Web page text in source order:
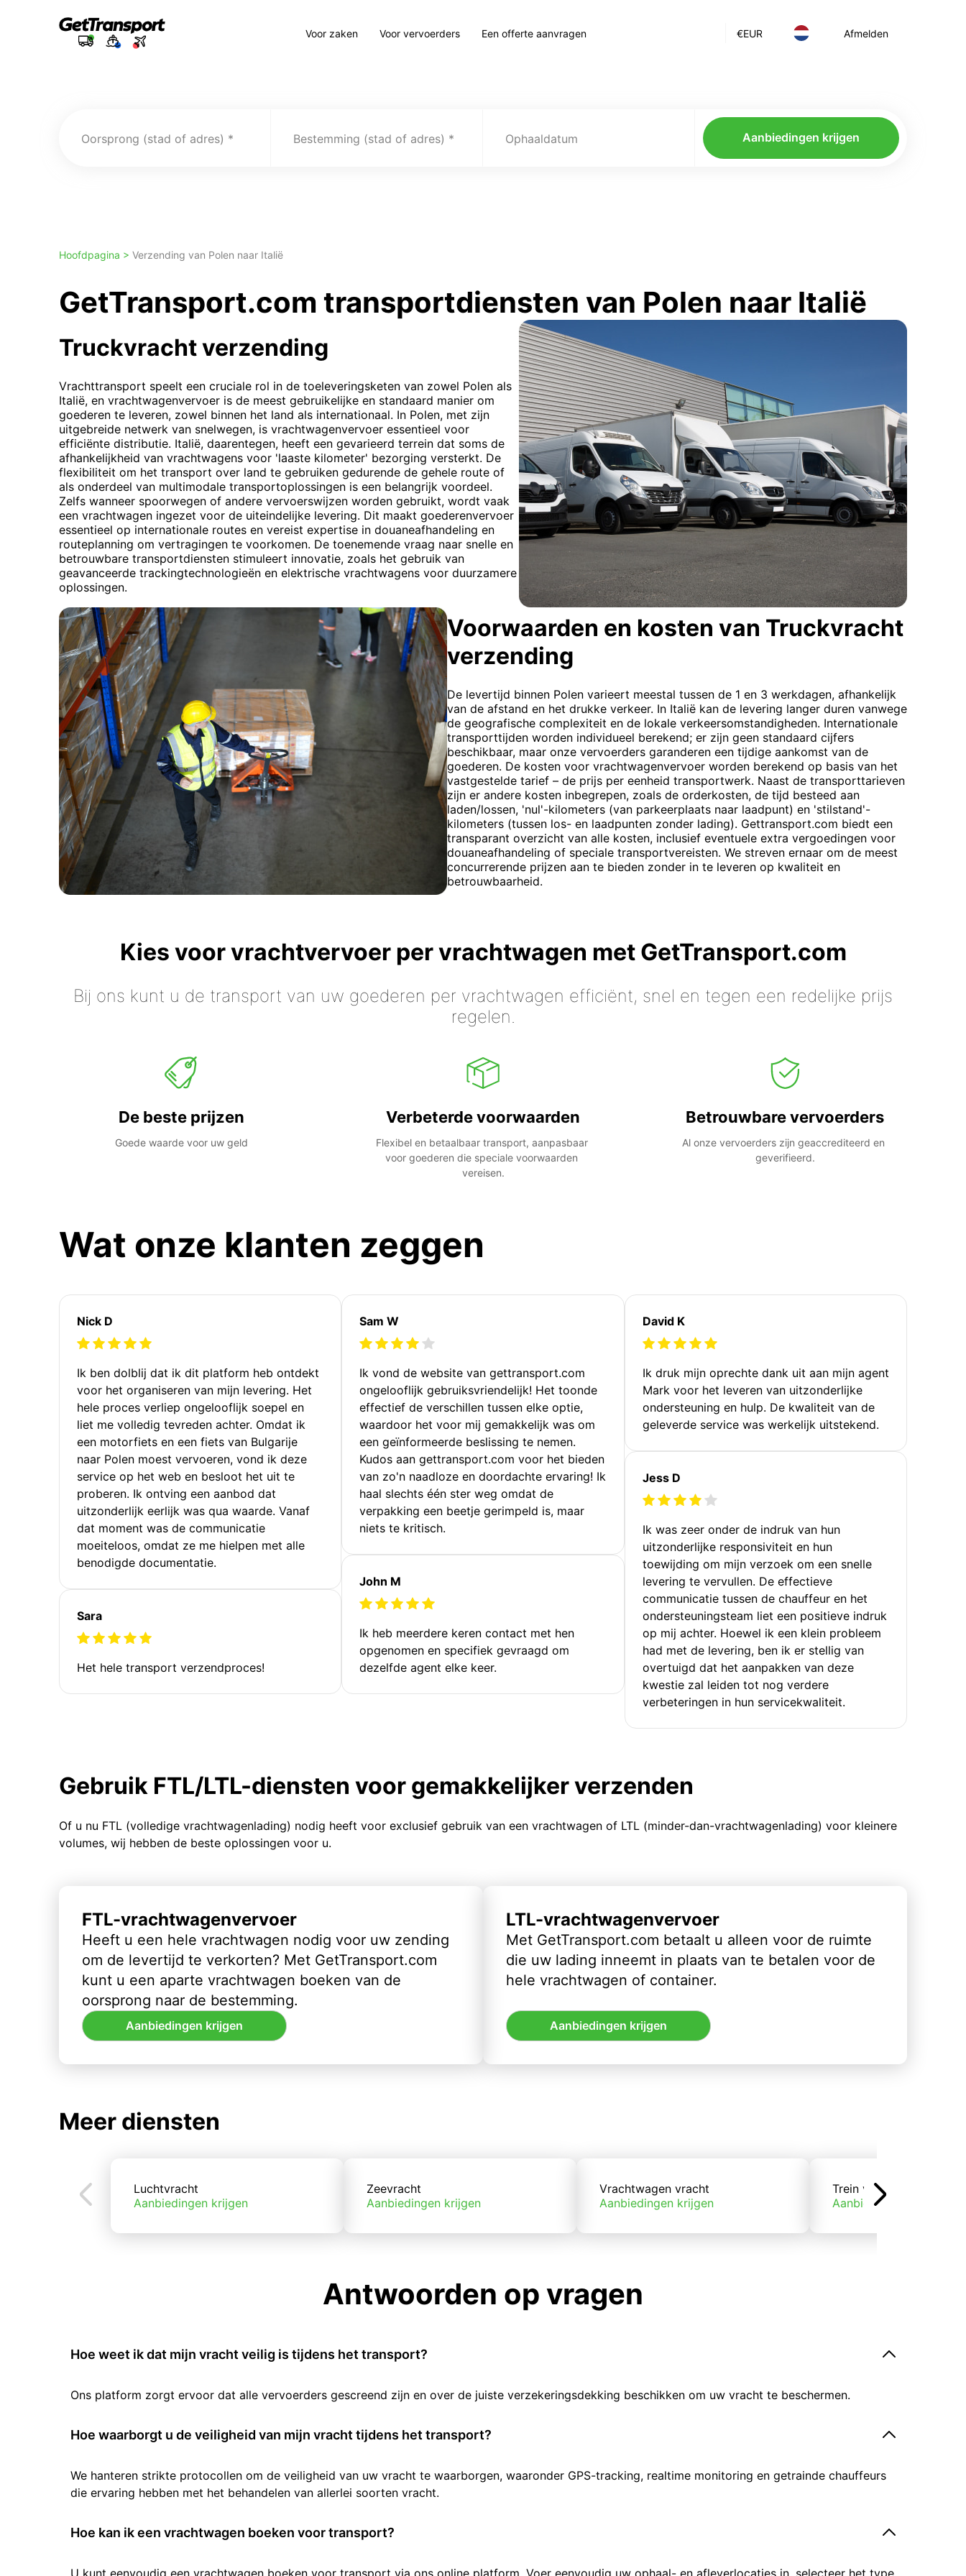
€EUR Afmelden
Voor zaken Voor vervoerders Een offerte aanvragen
Oorsprong (stad of adres) Bestemming (stad of adres) Ophaaldatum Aanbiedingen krijgen
Hoofdpagina > Verzending van Polen naar Italië
GetTransport.com transportdiensten van Polen naar Italië
Truckvracht verzending
Vrachttransport speelt een cruciale rol in de toeleveringsketen van zowel Polen als
Italië, en vrachtwagenvervoer is de meest gebruikelijke en standaard manier om
goederen te leveren, zowel binnen het land als internationaal. In Polen, met zijn
uitgebreide netwerk van snelwegen, is vrachtwagenvervoer essentieel voor
efficiënte distributie. Italië, daarentegen, heeft een gevarieerd terrein dat soms de
afhankelijkheid van vrachtwagens voor 'laaste kilometer' bezorging versterkt. De
flexibiliteit om het transport over land te gebruiken gedurende de gehele route of
als onderdeel van multimodale transportoplossingen is een belangrijk voordeel.
Zelfs wanneer spoorwegen of andere vervoerswijzen worden gebruikt, wordt vaak
een vrachtwagen ingezet voor de uiteindelijke levering. Dit maakt goederenvervoer
essentieel op internationale routes en vereist expertise in douaneafhandeling en
routeplanning om vertragingen te voorkomen. De toenemende vraag naar snelle en
betrouwbare transportdiensten stimuleert innovatie, zoals het gebruik van
geavanceerde trackingtechnologieën en elektrische vrachtwagens voor duurzamere
oplossingen.
Voorwaarden en kosten van Truckvracht
verzending
De levertijd binnen Polen varieert meestal tussen de 1 en 3 werkdagen, afhankelijk
van de afstand en het drukke verkeer. In Italië kan de levering langer duren vanwege
de geografische complexiteit en de lokale verkeersomstandigheden. Internationale
transporttijden worden individueel berekend; er zijn geen standaard cijfers
beschikbaar, maar onze vervoerders garanderen een tijdige aankomst van de
goederen. De kosten voor vrachtwagenvervoer worden berekend op basis van het
vastgestelde tarief – de prijs per eenheid transportwerk. Naast de transporttarieven
zijn er andere kosten inbegrepen, zoals de orderkosten, de tijd besteed aan
laden/lossen, 'nul'-kilometers (van parkeerplaats naar laadpunt) en 'stilstand'-
kilometers (tussen los- en laadpunten zonder lading). Gettransport.com biedt een
transparant overzicht van alle kosten, inclusief eventuele extra vergoedingen voor
douaneafhandeling of speciale transportvereisten. We streven ernaar om de meest
concurrerende prijzen aan te bieden zonder in te leveren op kwaliteit en
betrouwbaarheid.
Kies voor vrachtvervoer per vrachtwagen met GetTransport.com
Bij ons kunt u de transport van uw goederen per vrachtwagen efficiënt, snel en tegen een redelijke prijs
regelen.
De beste prijzen
Goede waarde voor uw geld
Verbeterde voorwaarden
Flexibel en betaalbaar transport, aanpasbaar
voor goederen die speciale voorwaarden
vereisen.
Betrouwbare vervoerders
Al onze vervoerders zijn geaccrediteerd en
geverifieerd.
Wat onze klanten zeggen
Nick D
Ik ben dolblij dat ik dit platform heb ontdekt
voor het organiseren van mijn levering. Het
hele proces verliep ongelooflijk soepel en
liet me volledig tevreden achter. Omdat ik
een motorfiets en een fiets van Bulgarije
naar Polen moest vervoeren, vond ik deze
service op het web en besloot het uit te
proberen. Ik ontving een aanbod dat
uitzonderlijk eerlijk was qua waarde. Vanaf
dat moment was de communicatie
moeiteloos, omdat ze me hielpen met alle
benodigde documentatie.
Sara
Het hele transport verzendproces!
Sam W
Ik vond de website van gettransport.com
ongelooflijk gebruiksvriendelijk! Het toonde
effectief de verschillen tussen elke optie,
waardoor het voor mij gemakkelijk was om
een geïnformeerde beslissing te nemen.
Kudos aan gettransport.com voor het bieden
van zo'n naadloze en doordachte ervaring! Ik
haal slechts één ster weg omdat de
verpakking een beetje gerimpeld is, maar
niets te kritisch.
John M
Ik heb meerdere keren contact met hen
opgenomen en specifiek gevraagd om
dezelfde agent elke keer.
David K
Ik druk mijn oprechte dank uit aan mijn agent
Mark voor het leveren van uitzonderlijke
ondersteuning en hulp. De kwaliteit van de
geleverde service was werkelijk uitstekend.
Jess D
Ik was zeer onder de indruk van hun
uitzonderlijke responsiviteit en hun
toewijding om mijn verzoek om een snelle
levering te vervullen. De effectieve
communicatie tussen de chauffeur en het
ondersteuningsteam liet een positieve indruk
op mij achter. Hoewel ik een klein probleem
had met de levering, ben ik er stellig van
overtuigd dat het aanpakken van deze
kwestie zal leiden tot nog verdere
verbeteringen in hun servicekwaliteit.
Gebruik FTL/LTL-diensten voor gemakkelijker verzenden
Of u nu FTL (volledige vrachtwagenlading) nodig heeft voor exclusief gebruik van een vrachtwagen of LTL (minder-dan-vrachtwagenlading) voor kleinere
volumes, wij hebben de beste oplossingen voor u.
FTL-vrachtwagenvervoer
Heeft u een hele vrachtwagen nodig voor uw zending
om de levertijd te verkorten? Met GetTransport.com
kunt u een aparte vrachtwagen boeken van de
oorsprong naar de bestemming.
Aanbiedingen krijgen
LTL-vrachtwagenvervoer
Met GetTransport.com betaalt u alleen voor de ruimte
die uw lading inneemt in plaats van te betalen voor de
hele vrachtwagen of container.
Aanbiedingen krijgen
Meer diensten
Luchtvracht
Aanbiedingen krijgen
Zeevracht
Aanbiedingen krijgen
Vrachtwagen vracht
Aanbiedingen krijgen
Trein vracht
Aanbiedingen krijgen
Antwoorden op vragen
Hoe weet ik dat mijn vracht veilig is tijdens het transport?
Ons platform zorgt ervoor dat alle vervoerders gescreend zijn en over de juiste verzekeringsdekking beschikken om uw vracht te beschermen.
Hoe waarborgt u de veiligheid van mijn vracht tijdens het transport?
We hanteren strikte protocollen om de veiligheid van uw vracht te waarborgen, waaronder GPS-tracking, realtime monitoring en getrainde chauffeurs
die ervaring hebben met het behandelen van allerlei soorten vracht.
Hoe kan ik een vrachtwagen boeken voor transport?